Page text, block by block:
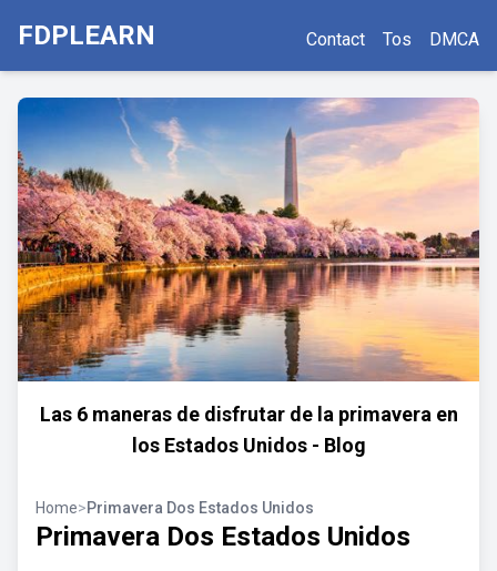
FDPLEARN Contact Tos DMCA
Las 6 maneras de disfrutar de la primavera en
los Estados Unidos - Blog
Home>Primavera Dos Estados Unidos
Primavera Dos Estados Unidos